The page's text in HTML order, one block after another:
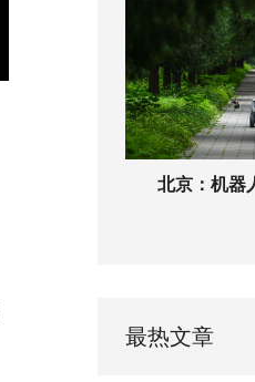
北京：机器
最热文章